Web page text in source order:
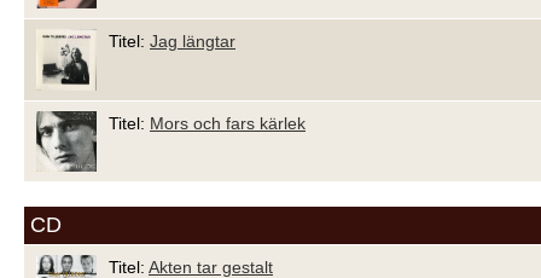
Titel: Jag längtar
Titel: Mors och fars kärlek
CD
Titel: Akten tar gestalt